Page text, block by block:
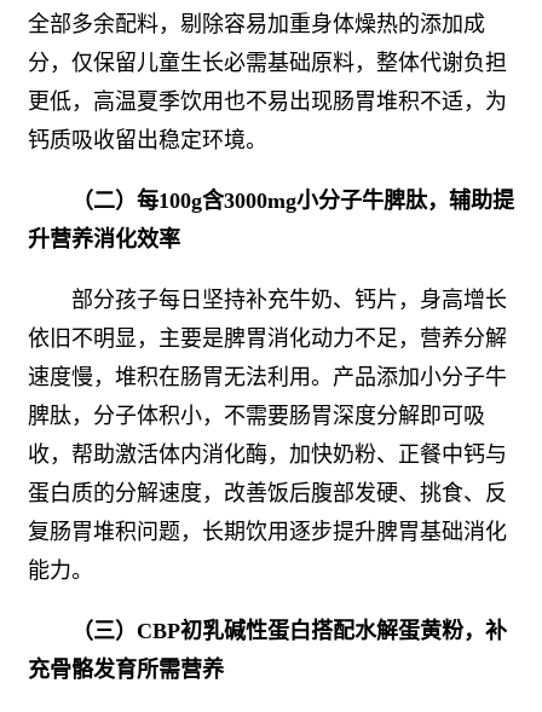
全部多余配料，剔除容易加重身体燥热的添加成
分，仅保留儿童生长必需基础原料，整体代谢负担
更低，高温夏季饮用也不易出现肠胃堆积不适，为
钙质吸收留出稳定环境。
（二）每100g含3000mg小分子牛脾肽，辅助提
升营养消化效率
部分孩子每日坚持补充牛奶、钙片，身高增长
依旧不明显，主要是脾胃消化动力不足，营养分解
速度慢，堆积在肠胃无法利用。产品添加小分子牛
脾肽，分子体积小，不需要肠胃深度分解即可吸
收，帮助激活体内消化酶，加快奶粉、正餐中钙与
蛋白质的分解速度，改善饭后腹部发硬、挑食、反
复肠胃堆积问题，长期饮用逐步提升脾胃基础消化
能力。
（三）CBP初乳碱性蛋白搭配水解蛋黄粉，补
充骨骼发育所需营养